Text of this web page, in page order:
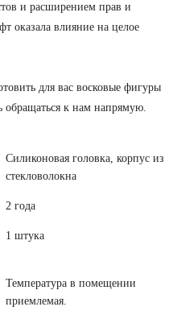
и расширением прав и
оказала влияние на целое
для вас восковые фигуры
обращаться к нам напрямую.
Силиконовая головка, корпус из
стекловолокна
2 года
1 штука
Температура в помещении
приемлемая.